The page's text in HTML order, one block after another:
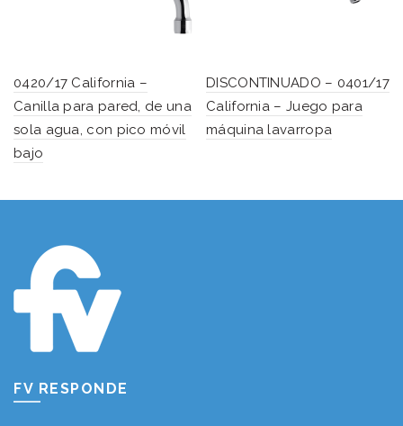
0420/17 California –
Canilla para pared, de una
sola agua, con pico móvil
bajo
DISCONTINUADO – 0401/17
California – Juego para
máquina lavarropa
FV RESPONDE